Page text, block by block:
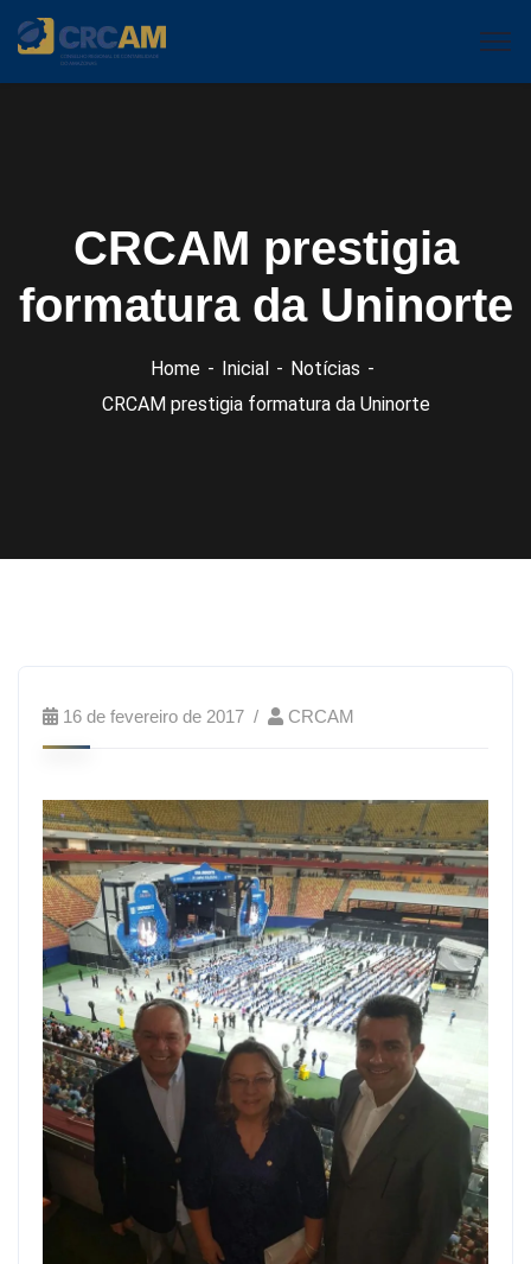
CRCAM prestigia
formatura da Uninorte
Home Inicial
Notícias
CRCAM prestigia formatura da Uninorte
16 de fevereiro de 2017 CRCAM